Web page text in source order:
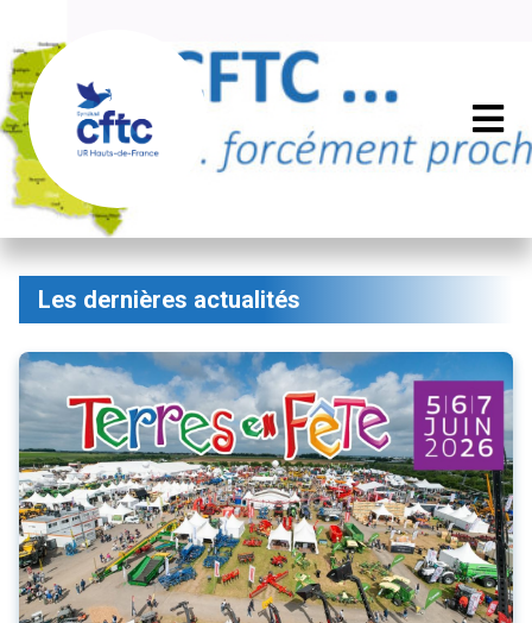
Les dernières actualités